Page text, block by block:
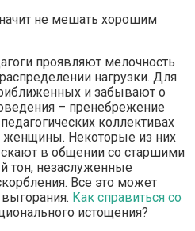
не мешать хорошим
проявляют мелочность
нагрузки. Для
и забывают о
– пренебрежение
коллективах
женщины. Некоторые из них
в общении со старшими
тон, незаслуженные
Все это может
Как справиться со
истощения?